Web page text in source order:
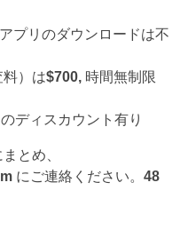
プリのダウンロードは不
料）は$700, 時間無制限
のディスカウント有り
とめ、
にご連絡ください。48